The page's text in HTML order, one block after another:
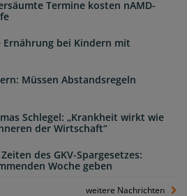
Termine kosten nAMD-
Ernährung bei Kindern mit
Müssen Abstandsregeln
Schlegel: „Krankheit wirkt wie
der Wirtschaft“
des GKV-Spargesetzes:
Woche geben
weitere Nachrichten